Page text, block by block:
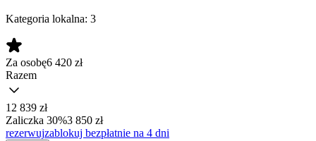
Kategoria lokalna: 3
Za osobę6 420 zł
Razem
12 839 zł
Zaliczka 30%3 850 zł
rezerwujzablokuj bezpłatnie na 4 dni